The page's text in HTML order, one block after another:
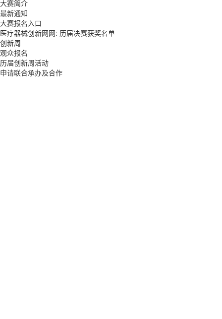
大赛简介
最新通知
大赛报名入口
医疗器械创新网网: 历届决赛获奖名单
创新周
观众报名
历届创新周活动
申请联合承办及合作